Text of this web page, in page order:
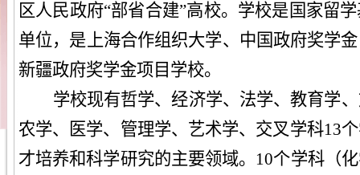
区人民政府“部省合建”高校。学校是国家留
单位，是上海合作组织大学、中国政府奖学
新疆政府奖学金项目学校。
学校现有哲学、经济学、法学、教育学
农学、医学、管理学、艺术学、交叉学科13
才培养和科学研究的主要领域。10个学科（